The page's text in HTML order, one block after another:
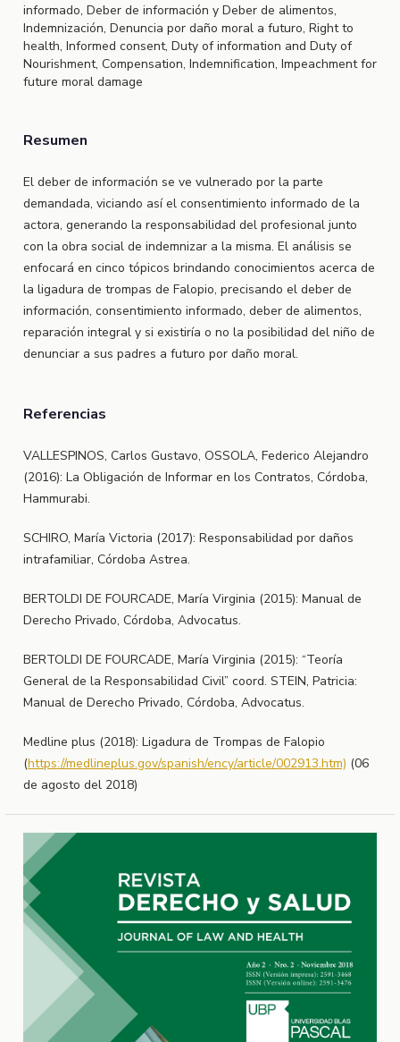
informado, Deber de información y Deber de alimentos,
Indemnización, Denuncia por daño moral a futuro, Right to
health, Informed consent, Duty of information and Duty of
Nourishment, Compensation, Indemnification, Impeachment for
future moral damage
Resumen
El deber de información se ve vulnerado por la parte
demandada, viciando así el consentimiento informado de la
actora, generando la responsabilidad del profesional junto
con la obra social de indemnizar a la misma. El análisis se
enfocará en cinco tópicos brindando conocimientos acerca de
la ligadura de trompas de Falopio, precisando el deber de
información, consentimiento informado, deber de alimentos,
reparación integral y si existiría o no la posibilidad del niño de
denunciar a sus padres a futuro por daño moral.
Referencias
VALLESPINOS, Carlos Gustavo, OSSOLA, Federico Alejandro
(2016): La Obligación de Informar en los Contratos, Córdoba,
Hammurabi.
SCHIRO, María Victoria (2017): Responsabilidad por daños
intrafamiliar, Córdoba Astrea.
BERTOLDI DE FOURCADE, María Virginia (2015): Manual de
Derecho Privado, Córdoba, Advocatus.
BERTOLDI DE FOURCADE, María Virginia (2015): “Teoría
General de la Responsabilidad Civil” coord. STEIN, Patricia:
Manual de Derecho Privado, Córdoba, Advocatus.
Medline plus (2018): Ligadura de Trompas de Falopio
(https://medlineplus.gov/spanish/ency/article/002913.htm) (06
de agosto del 2018)